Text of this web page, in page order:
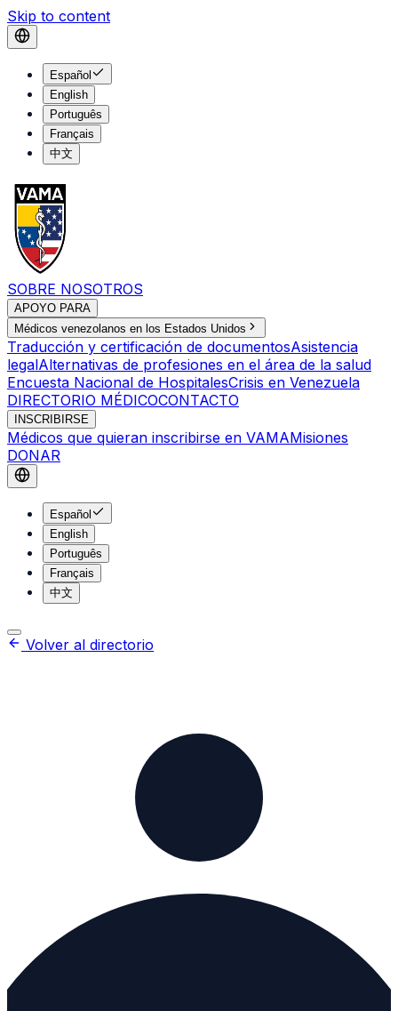
Skip to content
Español
English
Português
Français
中文
SOBRE NOSOTROS
APOYO PARA
Médicos venezolanos en los Estados Unidos
Traducción y certificación de documentosAsistencia
legalAlternativas de profesiones en el área de la salud
Encuesta Nacional de HospitalesCrisis en Venezuela
DIRECTORIO MÉDICOCONTACTO
INSCRIBIRSE
Médicos que quieran inscribirse en VAMAMisiones
DONAR
Español
English
Português
Français
中文
Volver al directorio